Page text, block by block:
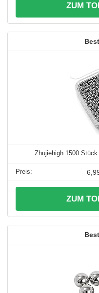
ZUM
Zhujiehigh 1500 Stück
ZUM